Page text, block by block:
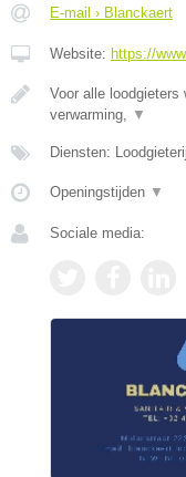
E-mail › Blanckaert
Website: https://
Voor alle loodgieters
verwarming,
▼
Diensten:
Openingstijden ▼
Sociale media: